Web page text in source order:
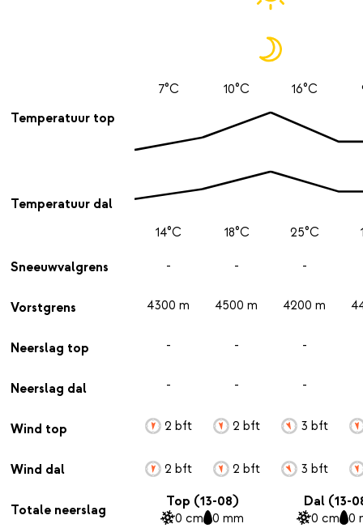
Temperatuur top
Temperatuur dal
Sneeuwvalgrens
Vorstgrens
Neerslag top
Neerslag dal
Wind top
Wind dal
Totale neerslag
7°C
14°C
-
4300 m
-
-
2 bft
2 bft
10°C
18°C
-
4500 m
-
-
2 bft
2 bft
16°C
25°C
-
4200 m
-
-
3 bft
3 bft
Top (13-08)
0 cm 0 mm
Dal (13-
0 cm 0